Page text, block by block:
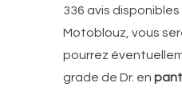
336 avis disponibles
Motoblouz, vous
pourrez
grade de Dr. en